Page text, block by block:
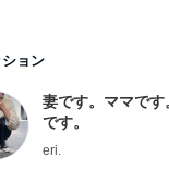
ョン
妻です。ママです
です。
eri.